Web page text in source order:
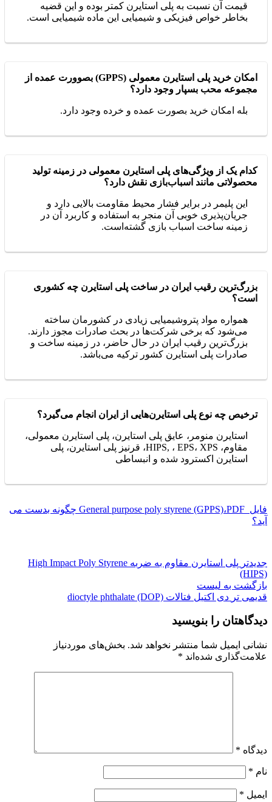
قیمت آن نسبت به پلی استایرن کمتر بوده و این قضیه
بخاطر خواص فیزیکی و شیمیایی این ماده شیمیایی است.
امکان خرید پلی استایرن معمولی (GPPS) بصوورت عمده از
مجموعه محب بسپار وجود دارد؟
بله امکان خرید بصورت عمده و خرده وجود دارد.
کدام یک از ویژگی‌های پلی استایرن معمولی در زمینه تولید
محصولاتی مانند اسباب‌بازی نقش دارد؟
این پلیمر در برایر فشار محیط مقاومت بالایی دارد و
جریان‌پذیری خوبی آن منجر به استفاده و کاربرد آن در
زمینه ساخت اسباب بازی گشته‌است.
بزرگ‌ترین رقیب ایران در ساخت پلی استایرن چه کشوری
است؟
همواره مواد پتروشیمیایی زیادی در کشورمان ساخته
می‌شود که برخی شرکت‌ها در بحث صادرات مجوز دارند.
بزرگ‌ترین رقیب ایران در حال حاضر، در زمینه ساخت و
صادرات پلی استایرن کشور ترکیه می‌باشد.
ترخیص چه نوع پلی استایرن‌هایی از ایران انجام می‌گیرد؟
استایرن منومر، عایق پلی استایرن، پلی استایرن معمولی،
مقاوم، HIPS, ، EPS، XPS، قرنیز پلی استایرن، پلی
استایرن اکسترود شده و انبساطی
فایل General purpose poly styrene (GPPS)،PDF چگونه بدست می
آید؟
جدیدتر
پلی استایرن مقاوم به ضربه High Impact Poly Styrene
(HIPS)
بازگشت به لیست
قدیمی تر دی اکتیل فتالات dioctyle phthalate (DOP)
دیدگاهتان را بنویسید
نشانی ایمیل شما منتشر نخواهد شد. بخش‌های موردنیاز
علامت‌گذاری شده‌اند *
دیدگاه *
نام *
ایمیل *